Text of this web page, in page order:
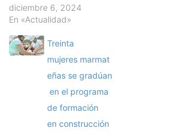
diciembre 6, 2024
En «Actualidad»
Treinta
mujeres marmat
eñas se gradúan
en el programa
de formación
en construcción